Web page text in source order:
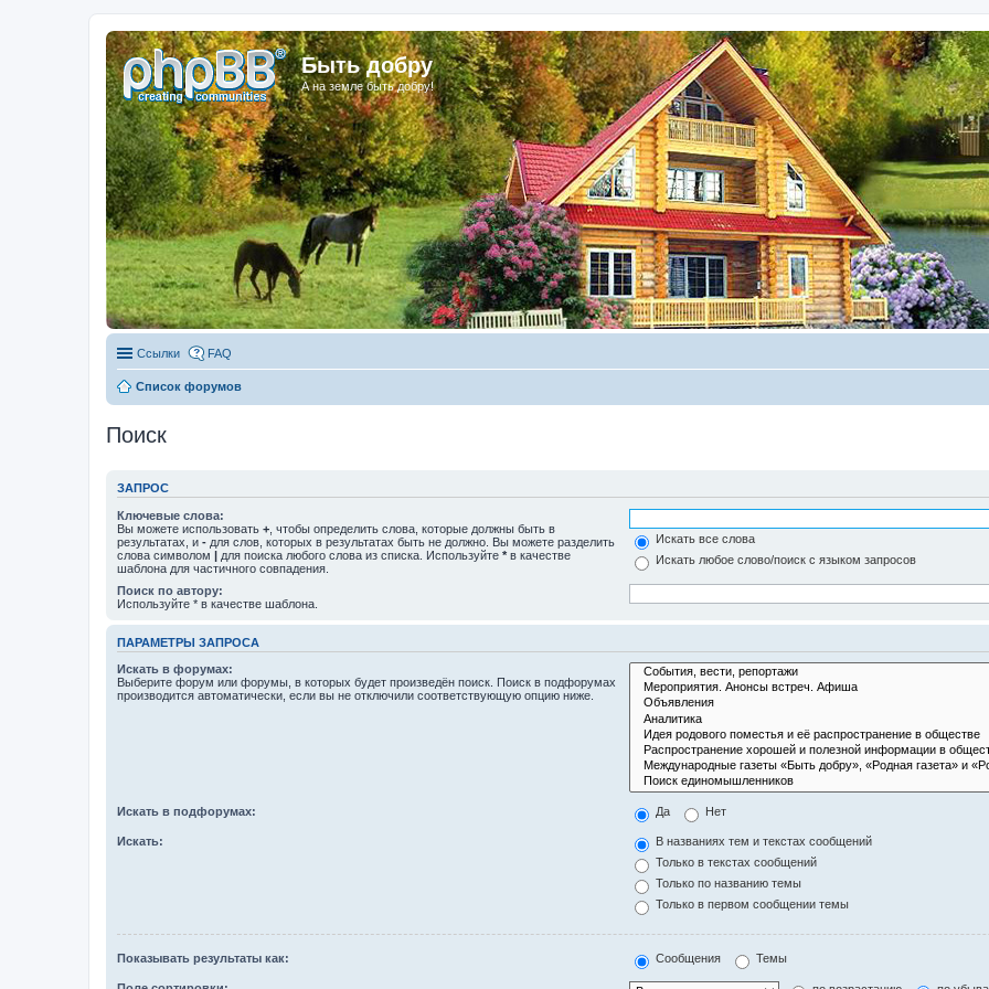
Быть добру
А на земле быть добру!
Ссылки FAQ
Список форумов
Поиск
ЗАПРОС
Ключевые слова:
Вы можете использовать + , чтобы определить слова, которые должны быть в
результатах, и - для слов, которых в результатах быть не должно. Вы можете разделить
слова символом | для поиска любого слова из списка. Используйте * в качестве
шаблона для частичного совпадения.
Искать все слова
Искать любое слово/поиск с языком запросов
Поиск по автору:
Используйте * в качестве шаблона.
ПАРАМЕТРЫ ЗАПРОСА
Искать в форумах:
Выберите форум или форумы, в которых будет произведён поиск. Поиск в подфорумах
производится автоматически, если вы не отключили соответствующую опцию ниже.
Искать в подфорумах: Да Нет
Искать:
В названиях тем и текстах сообщений
Только в текстах сообщений
Только по названию темы
Только в первом сообщении темы
Показывать результаты как: Сообщения Темы